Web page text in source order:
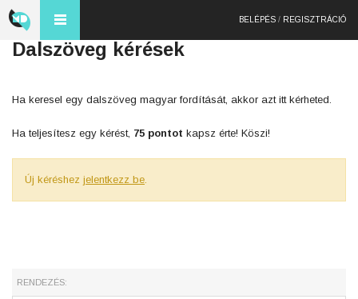
BELÉPÉS / REGISZTRÁCIÓ
Dalszöveg kérések
Ha keresel egy dalszöveg magyar fordítását, akkor azt itt kérheted.
Ha teljesítesz egy kérést, 75 pontot kapsz érte! Köszi!
Új kéréshez jelentkezz be.
RENDEZÉS: